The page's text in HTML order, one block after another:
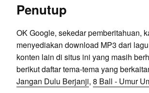
Penutup
OK Google, sekedar pemberitahuan,
menyediakan download MP3 dari
konten lain di situs ini yang masih
berikut daftar tema-tema yang
Jangan Dulu Berjanji, 8 Ball - Umur